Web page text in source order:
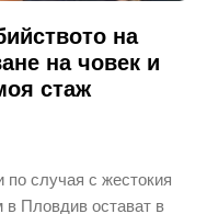
на
на човек и
стаж
случая с жестокия
Пловдив остават в